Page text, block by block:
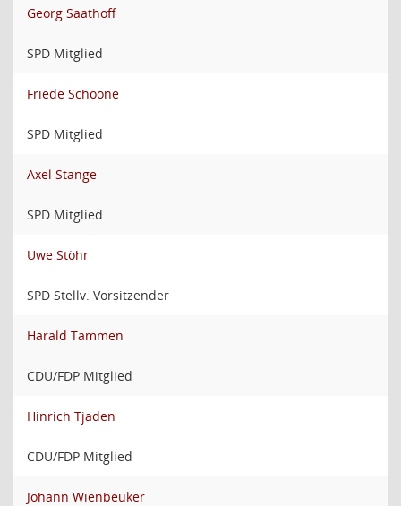
Georg Saathoff
SPD Mitglied
Friede Schoone
SPD Mitglied
Axel Stange
SPD Mitglied
Uwe Stöhr
SPD Stellv. Vorsitzender
Harald Tammen
CDU/FDP Mitglied
Hinrich Tjaden
CDU/FDP Mitglied
Johann Wienbeuker